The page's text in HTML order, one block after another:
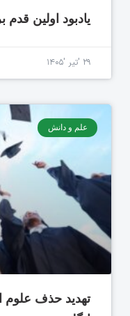
یادبود اولین
۲۹ 'تیر '۱۴۰۵
علم و دانش
تهدید حذف علوم